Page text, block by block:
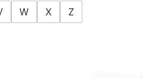
W X Z